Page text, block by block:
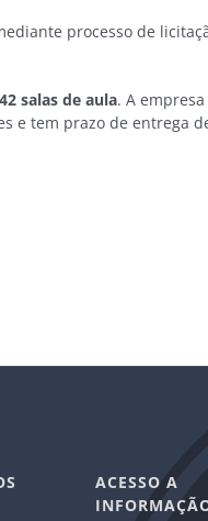
processo de
42 salas de aula. A
e tem prazo de entrega
ACESSO A